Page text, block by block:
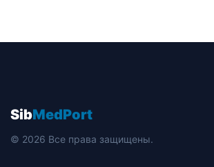
SibMedPort
© 2026 Все права защищены.